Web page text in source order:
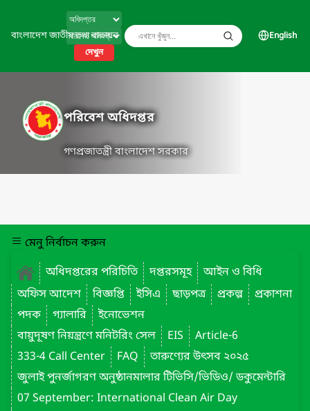
বাংলাদেশ জাতীয় তথ্য বাতায়ন
দেখুন
English
পরিবেশ অধিদপ্তর
গণপ্রজাতন্ত্রী বাংলাদেশ সরকার
মেনু নির্বাচন করুন
অধিদপ্তরের পরিচিতি
দপ্তরসমূহ
আইন ও বিধি
অফিস আদেশ
বিজ্ঞপ্তি ইসিএ ছাড়পত্র প্রকল্প
প্রকাশনা
পদক
গ্যালারি
ইনোভেশন
বায়ুদূষণ নিয়ন্ত্রণে মনিটরিং সেল
EIS
Article-6
333-4 Call Center
FAQ
তারুণ্যের উৎসব ২০২৫
জুলাই পুনর্জাগরণ অনুষ্ঠানমালার টিভিসি/ভিডিও/ ডকুমেন্টারি
07 September: International Clean Air Day